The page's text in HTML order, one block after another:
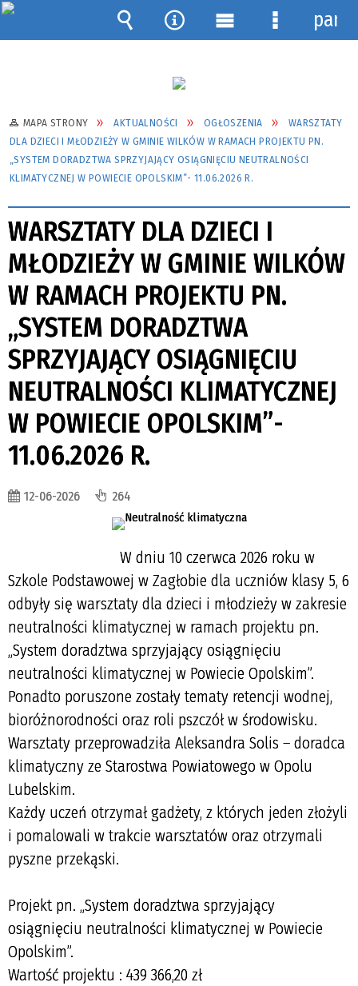
MAPA STRONY AKTUALNOŚCI OGŁOSZENIA
WARSZTATY
DLA DZIECI I MŁODZIEŻY W GMINIE WILKÓW W RAMACH PROJEKTU PN.
„SYSTEM DORADZTWA SPRZYJAJĄCY OSIĄGNIĘCIU NEUTRALNOŚCI
KLIMATYCZNEJ W POWIECIE OPOLSKIM”- 11.06.2026 R.
WARSZTATY DLA DZIECI I
MŁODZIEŻY W GMINIE WILKÓW
W RAMACH PROJEKTU PN.
„SYSTEM DORADZTWA
SPRZYJAJĄCY OSIĄGNIĘCIU
NEUTRALNOŚCI KLIMATYCZNEJ
W POWIECIE OPOLSKIM”-
11.06.2026 R.
12-06-2026 264
W dniu 10 czerwca 2026 roku w
Szkole Podstawowej w Zagłobie dla uczniów klasy 5, 6
odbyły się warsztaty dla dzieci i młodzieży w zakresie
neutralności klimatycznej w ramach projektu pn.
„System doradztwa sprzyjający osiągnięciu
neutralności klimatycznej w Powiecie Opolskim”.
Ponadto poruszone zostały tematy retencji wodnej,
bioróżnorodności oraz roli pszczół w środowisku.
Warsztaty przeprowadziła Aleksandra Solis – doradca
klimatyczny ze Starostwa Powiatowego w Opolu
Lubelskim.
Każdy uczeń otrzymał gadżety, z których jeden złożyli
i pomalowali w trakcie warsztatów oraz otrzymali
pyszne przekąski.
Projekt pn. „System doradztwa sprzyjający
osiągnięciu neutralności klimatycznej w Powiecie
Opolskim”.
Wartość projektu : 439 366,20 zł
Wyszukiwarka
Narzędzia
Menu Menu
panel